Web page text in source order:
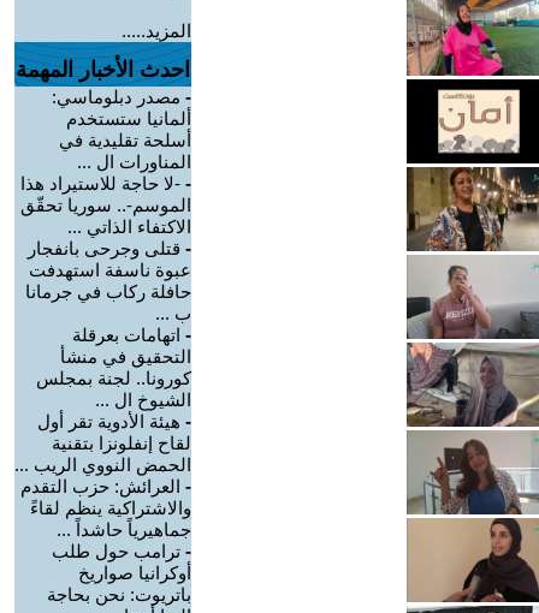
المزيد.....
احدث الأخبار المهمة
- مصدر دبلوماسي:
ألمانيا ستستخدم
أسلحة تقليدية في
المناورات ال ...
- -لا حاجة للاستيراد هذا
الموسم-.. سوريا تحقّق
الاكتفاء الذاتي ...
- قتلى وجرحى بانفجار
عبوة ناسفة استهدفت
حافلة ركاب في جرمانا
ب ...
- اتهامات بعرقلة
التحقيق في منشأ
كورونا.. لجنة بمجلس
الشيوخ ال ...
- هيئة الأدوية تقر أول
لقاح إنفلونزا بتقنية
الحمض النووي الريب ...
- العرائش: حزب التقدم
والاشتراكية ينظم لقاءً
جماهيرياً حاشداً ...
- ترامب حول طلب
أوكرانيا صواريخ
باتريوت: نحن بحاجة